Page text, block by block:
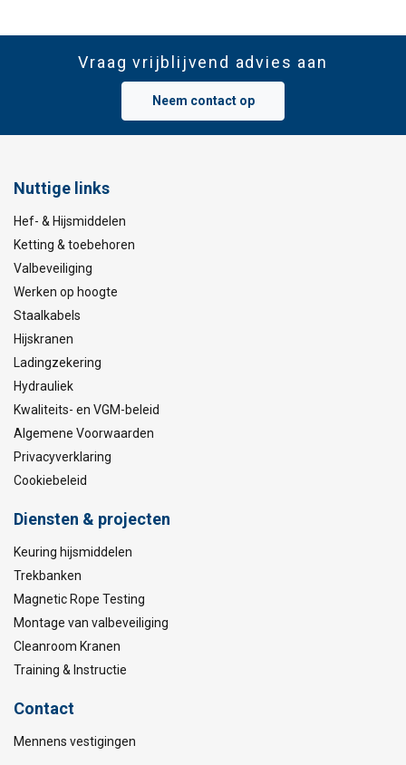
Vraag vrijblijvend advies aan
Neem contact op
Nuttige links
Hef- & Hijsmiddelen
Ketting & toebehoren
Valbeveiliging
Werken op hoogte
Staalkabels
Hijskranen
Ladingzekering
Hydrauliek
Kwaliteits- en VGM-beleid
Algemene Voorwaarden
Privacyverklaring
Cookiebeleid
Diensten & projecten
Keuring hijsmiddelen
Trekbanken
Magnetic Rope Testing
Montage van valbeveiliging
Cleanroom Kranen
Training & Instructie
Contact
Mennens vestigingen